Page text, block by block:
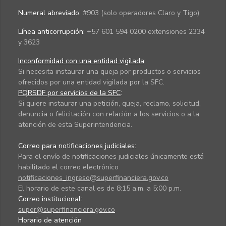
Numeral abreviado: #903 (solo operadores Claro y Tigo)
Línea anticorrupción: +57 601 594 0200 extensiones 2334
y 3623
Inconformidad con una entidad vigilada:
Si necesita instaurar una queja por productos o servicios
ofrecidos por una entidad vigilada por la SFC.
PQRSDF por servicios de la SFC:
Si quiere instaurar una petición, queja, reclamo, solicitud,
denuncia o felicitación con relación a los servicios o a la
atención de esta Superintendencia.
Correo para notificaciones judiciales:
Para el envío de notificaciones judiciales únicamente está
habilitado el correo electrónico
notificaciones_ingreso@superfinanciera.gov.co
El horario de este canal es de 8:15 a.m. a 5:00 p.m.
Correo institucional:
super@superfinanciera.gov.co
Horario de atención